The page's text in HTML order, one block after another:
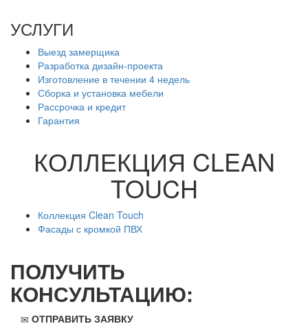
УСЛУГИ
Выезд замерщика
Разработка дизайн-проекта
Изготовление в течении 4 недель
Сборка и установка мебели
Рассрочка и кредит
Гарантия
КОЛЛЕКЦИЯ CLEAN
TOUCH
Коллекция Clean Touch
Фасады с кромкой ПВХ
ПОЛУЧИТЬ
КОНСУЛЬТАЦИЮ:
ОТПРАВИТЬ ЗАЯВКУ